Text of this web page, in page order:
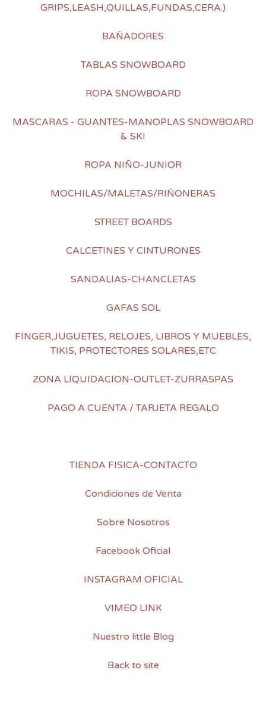
GRIPS,LEASH,QUILLAS,FUNDAS,CERA.)
BAÑADORES
TABLAS SNOWBOARD
ROPA SNOWBOARD
MASCARAS - GUANTES-MANOPLAS SNOWBOARD
& SKI
ROPA NIÑO-JUNIOR
MOCHILAS/MALETAS/RIÑONERAS
STREET BOARDS
CALCETINES Y CINTURONES
SANDALIAS-CHANCLETAS
GAFAS SOL
FINGER,JUGUETES, RELOJES, LIBROS Y MUEBLES,
TIKIS, PROTECTORES SOLARES,ETC
ZONA LIQUIDACION-OUTLET-ZURRASPAS
PAGO A CUENTA / TARJETA REGALO
TIENDA FISICA-CONTACTO
Condiciones de Venta
Sobre Nosotros
Facebook Oficial
INSTAGRAM OFICIAL
VIMEO LINK
Nuestro little Blog
Back to site